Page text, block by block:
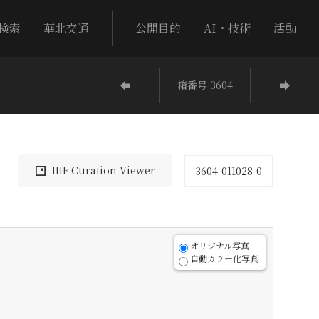
索 華北交通 公開目的 AI・技術 活動
− 箱番号 3604 −
IIIF Curation Viewer 3604-011028-0
オリジナル写真
自動カラー化写真